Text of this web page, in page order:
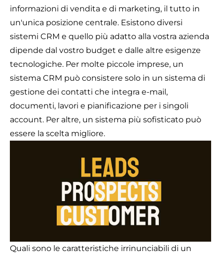
informazioni di vendita e di marketing, il tutto in
un'unica posizione centrale. Esistono diversi
sistemi CRM e quello più adatto alla vostra azienda
dipende dal vostro budget e dalle altre esigenze
tecnologiche. Per molte piccole imprese, un
sistema CRM può consistere solo in un sistema di
gestione dei contatti che integra e-mail,
documenti, lavori e pianificazione per i singoli
account. Per altre, un sistema più sofisticato può
essere la scelta migliore.
Quali sono le caratteristiche irrinunciabili di un